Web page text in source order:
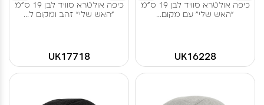
כיפה אולטרא סוויד לבן 19 ס"מ
"האש שלי" עם מקום...
UK16228
כיפה אולטרא סוויד לבן 19 ס"מ
"האש שלי" זהב ומקום ל...
UK17718